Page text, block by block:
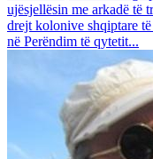
ujësjellësin me arkadë të
drejt kolonive shqiptare
në Perëndim të qytetit...